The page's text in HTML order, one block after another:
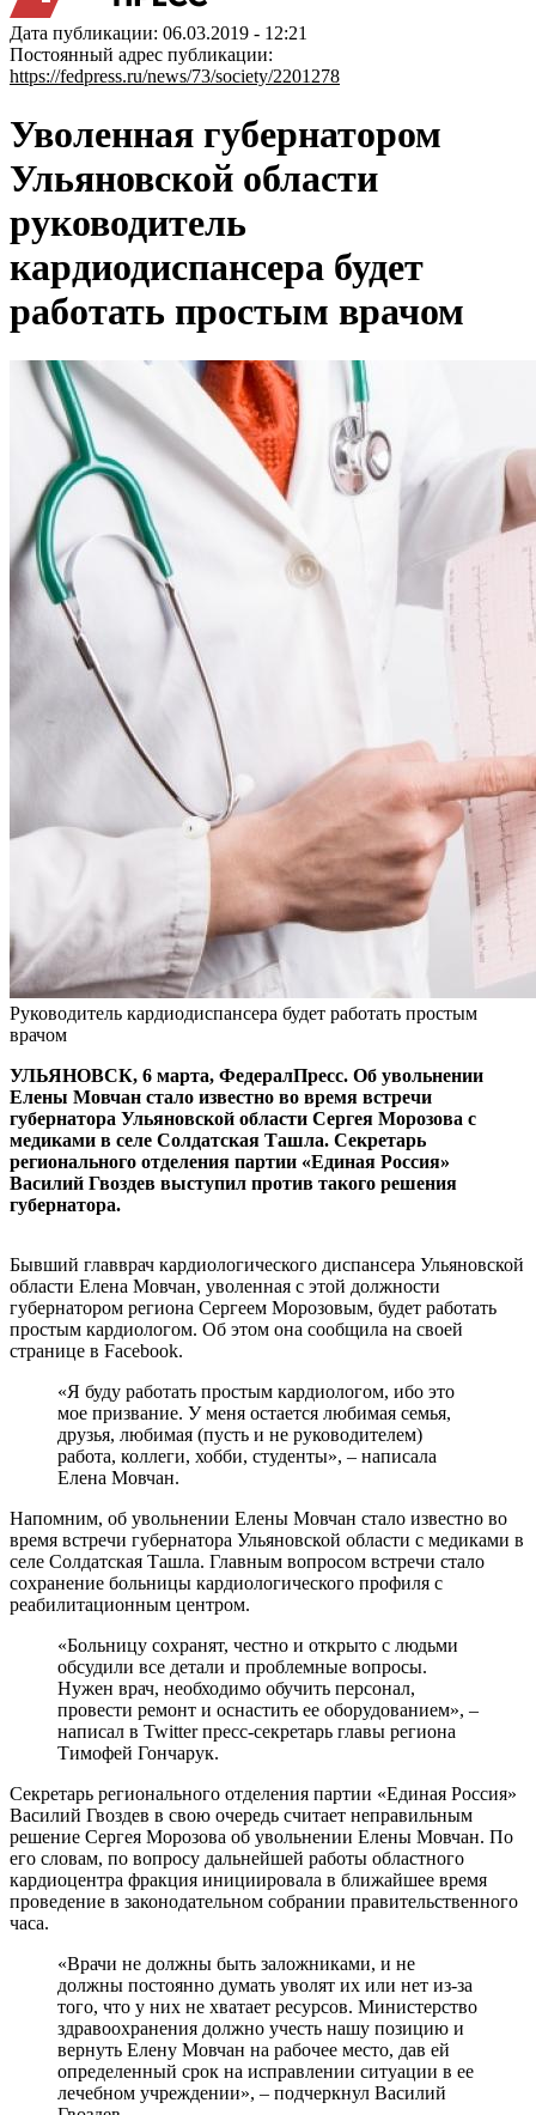
Дата публикации: 06.03.2019 - 12:21
Постоянный адрес публикации:
https://fedpress.ru/news/73/society/2201278
Уволенная губернатором
Ульяновской области
руководитель
кардиодиспансера будет
работать простым врачом
Руководитель кардиодиспансера будет работать простым
врачом
УЛЬЯНОВСК, 6 марта, ФедералПресс. Об увольнении
Елены Мовчан стало известно во время встречи
губернатора Ульяновской области Сергея Морозова с
медиками в селе Солдатская Ташла. Секретарь
регионального отделения партии «Единая Россия»
Василий Гвоздев выступил против такого решения
губернатора.
Бывший главврач кардиологического диспансера Ульяновской
области Елена Мовчан, уволенная с этой должности
губернатором региона Сергеем Морозовым, будет работать
простым кардиологом. Об этом она сообщила на своей
странице в Facebook.
«Я буду работать простым кардиологом, ибо это
мое призвание. У меня остается любимая семья,
друзья, любимая (пусть и не руководителем)
работа, коллеги, хобби, студенты», – написала
Елена Мовчан.
Напомним, об увольнении Елены Мовчан стало известно во
время встречи губернатора Ульяновской области с медиками в
селе Солдатская Ташла. Главным вопросом встречи стало
сохранение больницы кардиологического профиля с
реабилитационным центром.
«Больницу сохранят, честно и открыто с людьми
обсудили все детали и проблемные вопросы.
Нужен врач, необходимо обучить персонал,
провести ремонт и оснастить ее оборудованием», –
написал в Twitter пресс-секретарь главы региона
Тимофей Гончарук.
Секретарь регионального отделения партии «Единая Россия»
Василий Гвоздев в свою очередь считает неправильным
решение Сергея Морозова об увольнении Елены Мовчан. По
его словам, по вопросу дальнейшей работы областного
кардиоцентра фракция инициировала в ближайшее время
проведение в законодательном собрании правительственного
часа.
«Врачи не должны быть заложниками, и не
должны постоянно думать уволят их или нет из-за
того, что у них не хватает ресурсов. Министерство
здравоохранения должно учесть нашу позицию и
вернуть Елену Мовчан на рабочее место, дав ей
определенный срок на исправлении ситуации в ее
лечебном учреждении», – подчеркнул Василий